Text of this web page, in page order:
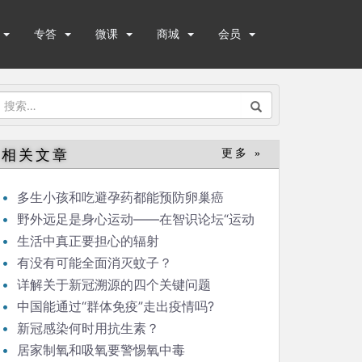
专答 微课 商城 会员
搜
：
相关文章 更多 »
多生小孩和吃避孕药都能预防卵巢癌
野外远足是身心运动——在智识论坛“运动
与健康”的发言
生活中真正要担心的辐射
有没有可能全面消灭蚊子？
详解关于新冠溯源的四个关键问题
中国能通过“群体免疫”走出疫情吗?
新冠感染何时用抗生素？
居家制氧和吸氧要警惕氧中毒